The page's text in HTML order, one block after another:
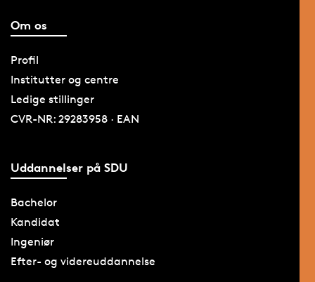
Om os
Profil
Institutter og centre
Ledige stillinger
CVR-NR: 29283958 · EAN
Uddannelser på SDU
Bachelor
Kandidat
Ingeniør
Efter- og videreuddannelse